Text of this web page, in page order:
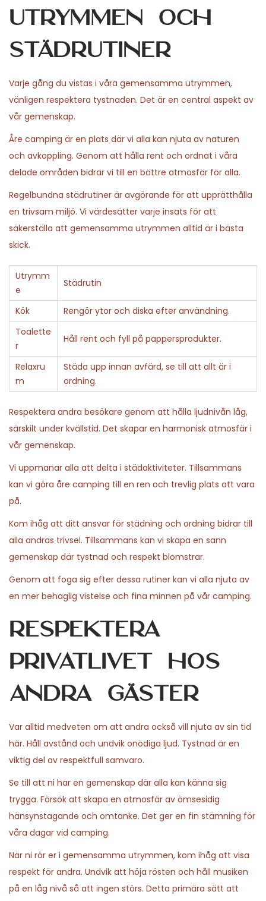
utrymmen och
städrutiner
Varje gång du vistas i våra gemensamma utrymmen,
vänligen respektera tystnaden. Det är en central aspekt av
vår gemenskap.
Åre camping är en plats där vi alla kan njuta av naturen
och avkoppling. Genom att hålla rent och ordnat i våra
delade områden bidrar vi till en bättre atmosfär för alla.
Regelbundna städrutiner är avgörande för att upprätthålla
en trivsam miljö. Vi värdesätter varje insats för att
säkerställa att gemensamma utrymmen alltid är i bästa
skick.
Utrymm
e
Städrutin
Kök
Rengör ytor och diska efter användning.
Toalette
r
Håll rent och fyll på pappersprodukter.
Relaxru
m
Städa upp innan avfärd, se till att allt är i
ordning.
Respektera andra besökare genom att hålla ljudnivån låg,
särskilt under kvällstid. Det skapar en harmonisk atmosfär i
vår gemenskap.
Vi uppmanar alla att delta i städaktiviteter. Tillsammans
kan vi göra åre camping till en ren och trevlig plats att vara
på.
Kom ihåg att ditt ansvar för städning och ordning bidrar till
alla andras trivsel. Tillsammans kan vi skapa en sann
gemenskap där tystnad och respekt blomstrar.
Genom att foga sig efter dessa rutiner kan vi alla njuta av
en mer behaglig vistelse och fina minnen på vår camping.
Respektera
privatlivet hos
andra gäster
Var alltid medveten om att andra också vill njuta av sin tid
här. Håll avstånd och undvik onödiga ljud. Tystnad är en
viktig del av respektfull samvaro.
Se till att ni har en gemenskap där alla kan känna sig
trygga. Försök att skapa en atmosfär av ömsesidig
hänsynstagande och omtanke. Det ger en fin stämning för
våra dagar vid camping.
När ni rör er i gemensamma utrymmen, kom ihåg att visa
respekt för andra. Undvik att höja rösten och håll musiken
på en låg nivå så att ingen störs. Detta primära sätt att